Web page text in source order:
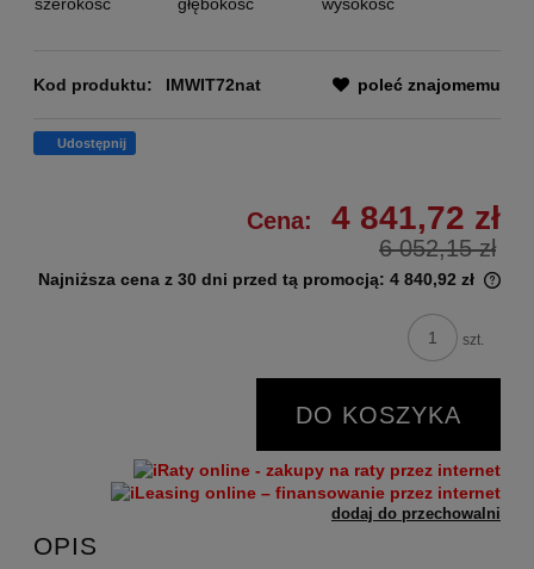
Kod produktu: IMWIT72nat poleć znajomemu
Udostępnij
Cena: 4 841,72 zł
6 052,15 zł
Najniższa cena z 30 dni przed tą promocją: 4 840,92 zł
szt.
DO KOSZYKA
dodaj do przechowalni
OPIS